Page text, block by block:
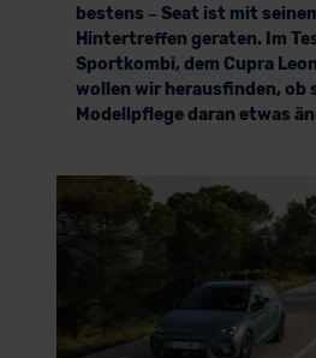
bestens – Seat ist mit
Hintertreffen geraten. Im
Sportkombi, dem Cupra
wollen wir herausfinden, ob
Modellpflege daran etwas